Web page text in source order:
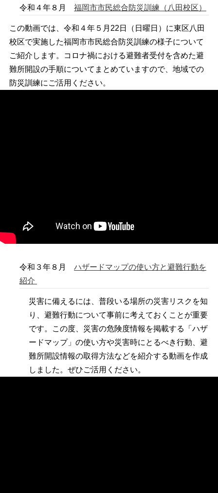
令和４年８月 福岡市市民総合防災訓練（八田校区）
この動画では、令和４年５月22日（日曜日）に東区八田
校区で実施した福岡市市民総合防災訓練の様子について
ご紹介します。コロナ禍における避難者受付を含めた避
難所開設の手順についてまとめていますので、地域での
防災訓練にご活用ください。
令和３年８月 ハザードマップの使い方と避難行動を
紹介
災害に備えるには、普段いる場所の災害リスクを知
り、避難行動について事前に考えておくことが重要
です。この度、災害の危険度情報を掲載する「ハザ
ードマップ」の使い方や災害時にとるべき行動、避
難所開設情報の取得方法などを紹介する動画を作成
しました。ぜひご活用ください。